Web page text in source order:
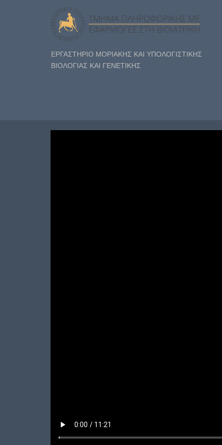
ΕΡΓΑΣΤΗΡΙΟ ΜΟΡΙΑΚΗΣ ΚΑΙ ΥΠΟΛΟΓΙΣΤΙΚΗΣ
ΒΙΟΛΟΓΙΑΣ ΚΑΙ ΓΕΝΕΤΙΚΗΣ